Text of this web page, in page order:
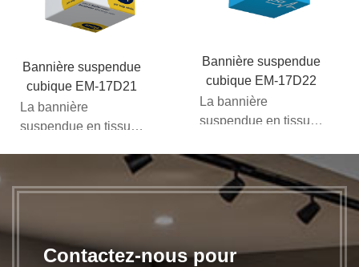
Bannière suspendue
cubique EM-17D21
La bannière
suspendue en tissu
vous souhaitez vous
faire remarquer. Ces
Bannière suspendue
cubique EM-17D22
La bannière
suspendue en tissu
vous souhaitez vous
faire remarquer. Ces
éléments
supplémentaires...
Contactez-nous pour